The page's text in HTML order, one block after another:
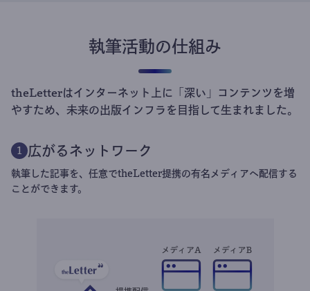
執筆活動の仕組み
theLetterはインターネット上に「深い」コンテンツを増
やすため、未来の出版インフラを目指して生まれました。
1 広がるネットワーク
執筆した記事を、任意でtheLetter提携の有名メディアへ配信する
ことができます。